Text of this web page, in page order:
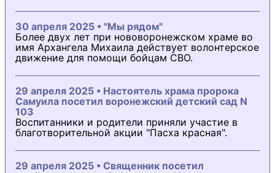
30 апреля 2025 • "Мы рядом"
Более двух лет при нововоронежском храме во
имя Архангела Михаила действует волонтерское
движение для помощи бойцам СВО.
29 апреля 2025 • Настоятель храма пророка
Самуила посетил воронежский детский сад N
103
Воспитанники и родители приняли участие в
благотворительной акции "Пасха красная".
29 апреля 2025 • Священник посетил